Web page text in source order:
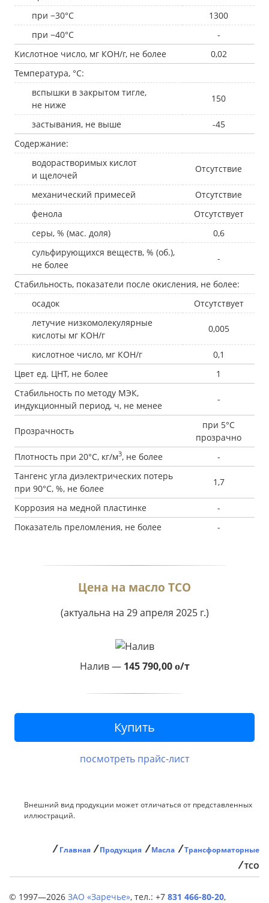
при −30°С
1300
при −40°С
-
Кислотное число, мг КОН/г, не более
0,02
Температура, °С:
вспышки в закрытом тигле,
не ниже
150
застывания, не выше
-45
Содержание:
водорастворимых кислот
и щелочей
Отсутствие
механический примесей
Отсутствие
фенола
Отсутствует
серы, % (мас. доля)
0,6
сульфирующихся веществ, % (об.),
не более
-
Стабильность, показатели после окисления, не более:
осадок
Отсутствует
летучие низкомолекулярные
кислоты мг КОН/г
0,005
кислотное число, мг КОН/г
0,1
Цвет ед. ЦНТ, не более
1
Стабильность по методу МЭК,
индукционный период, ч, не менее
-
Прозрачность
при 5°С
прозрачно
Плотность при 20°С, кг/м3, не более
-
Тангенс угла диэлектрических потерь
при 90°С, %, не более
1,7
Коррозия на медной пластинке
-
Показатель преломления, не более
-
Цена на масло ТСО
(актуальна на 29 апреля 2025 г.)
Налив — 145 790,00 o/т
посмотреть прайс-лист
Внешний вид продукции может отличаться от представленных
иллюстраций.
⁄ Главная ⁄ Продукция ⁄ Масла ⁄ Трансформаторные
⁄ ТСО
© 1997—2026 ЗАО «Заречье», тел.: +7 831 466-80-20,